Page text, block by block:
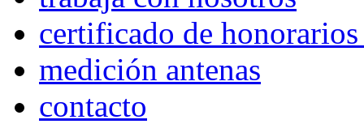
certificado de
medición antenas
contacto